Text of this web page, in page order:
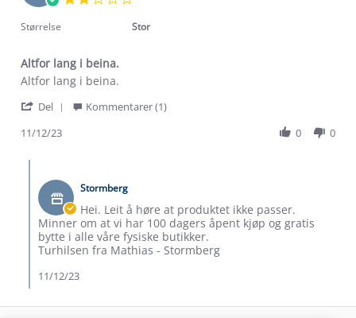
rating
Størrelse Stor
Altfor lang i beina.
Review
Åse
on
Dec
review
Altfor
i
Altfor lang i beina.
Del
on
11
Dec
2023
Kommentarer (1)
11/12/23
0 0
Butikkeier
on
Review
by
Åse
on
11
Stormberg
Hei. Leit å høre at produktet ikke passer.
Minner om at vi har 100 dagers åpent kjøp og gratis
bytte i alle våre fysiske butikker.
Turhilsen fra Mathias - Stormberg
11/12/23
Konkurransevinnere
Kundeklubb
Våre butikker
Bedrift, barnehage og SFO
Presse
Om Stormberg
Verdigrunnlag
Klima og miljø
Etisk handel
Dyreetikk
1% til samfunnet
Inkludering
Materialer
Personvern
Trelagsprinsippet barn
Alt du trenger til Norgesferien
Gravidklær
Hvordan velge riktig turtøy?
Norgesferie 🇳🇴
Få turinspirasjon og tips her⛰
Overnatte utendørs⛺